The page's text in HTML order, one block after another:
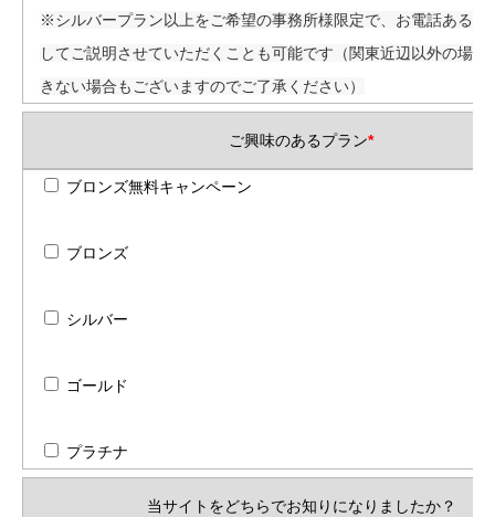
※シルバープラン以上をご希望の事務所様限定で、お電話あるい
してご説明させていただくことも可能です（関東近辺以外の場合
きない場合もございますのでご了承ください）
ご興味のあるプラン*
ブロンズ無料キャンペーン
ブロンズ
シルバー
ゴールド
プラチナ
当サイトをどちらでお知りになりましたか？